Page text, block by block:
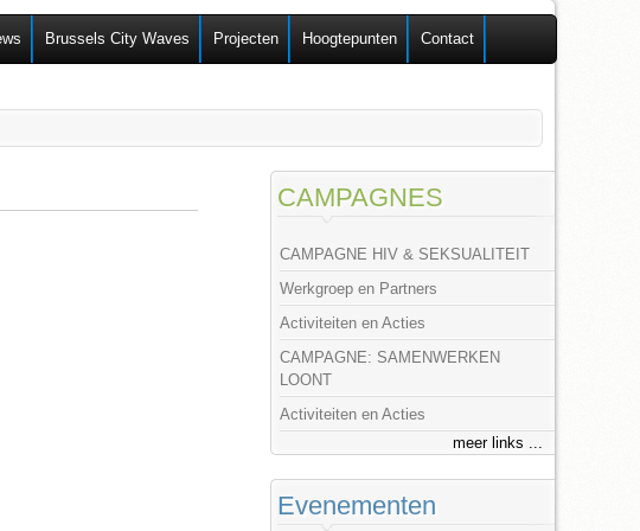
Brussels City Waves Projecten Hoogtepunten Contact
CAMPAGNES
CAMPAGNE HIV & SEKSUALITEIT
Werkgroep en Partners
Activiteiten en Acties
CAMPAGNE: SAMENWERKEN
LOONT
Activiteiten en Acties
meer links ...
Evenementen